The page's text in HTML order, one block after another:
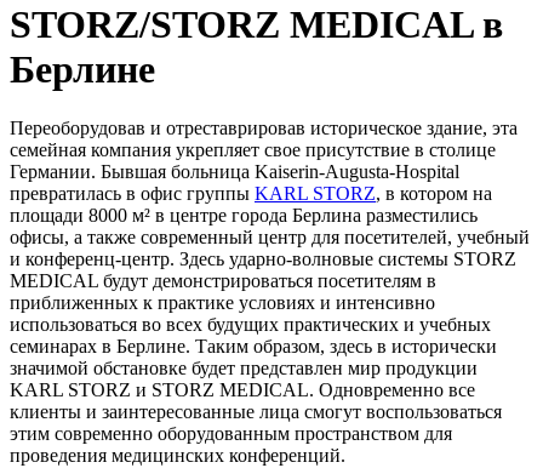
STORZ/STORZ MEDICAL в
Берлине
Переоборудовав и отреставрировав историческое здание, эта
семейная компания укрепляет свое присутствие в столице
Германии. Бывшая больница Kaiserin-Augusta-Hospital
превратилась в офис группы KARL STORZ, в котором на
площади 8000 м² в центре города Берлина разместились
офисы, а также современный центр для посетителей, учебный
и конференц-центр. Здесь ударно-волновые системы STORZ
MEDICAL будут демонстрироваться посетителям в
приближенных к практике условиях и интенсивно
использоваться во всех будущих практических и учебных
семинарах в Берлине. Таким образом, здесь в исторически
значимой обстановке будет представлен мир продукции
KARL STORZ и STORZ MEDICAL. Одновременно все
клиенты и заинтересованные лица смогут воспользоваться
этим современно оборудованным пространством для
проведения медицинских конференций.